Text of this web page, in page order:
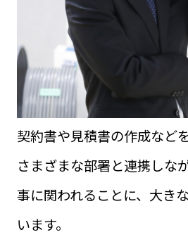
契約書や見積書の作成など
さまざまな部署と連携しな
事に関われることに、大き
います。